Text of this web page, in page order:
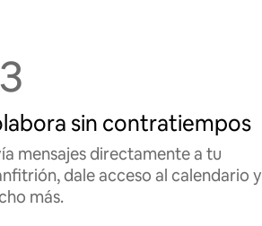
sin contratiempos
mensajes directamente a tu
dale acceso al calendario y
más.